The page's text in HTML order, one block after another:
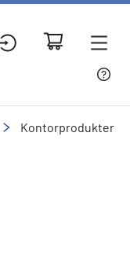
Kontorprodukter